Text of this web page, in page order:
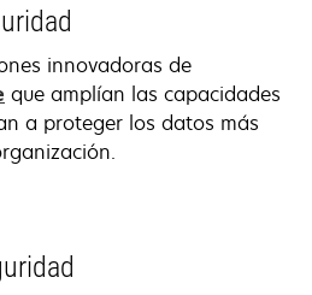
innovadoras de
que amplían las capacidades
a proteger los datos más